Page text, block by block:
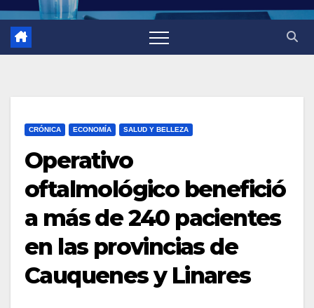
CRÓNICA ECONOMÍA SALUD Y BELLEZA
Operativo
oftalmológico benefició
a más de 240 pacientes
en las provincias de
Cauquenes y Linares